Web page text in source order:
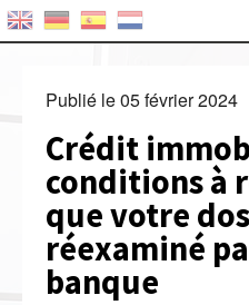
Publié le05 février 2024
Crédit
conditions à
que votre
réexaminé
banque